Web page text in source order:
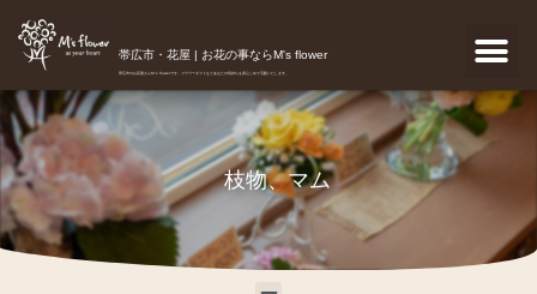
帯広市・花屋 | お花の事ならM's flower
帯広市のお花屋さんM's flowerです。フラワーギフトなどあなたの気持ちを真心こめて宅配いたします。
枝物、マム